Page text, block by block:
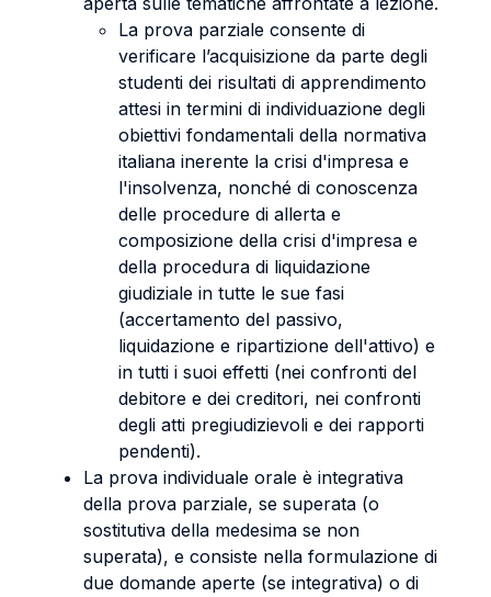
La prova parziale consente di
verificare l’acquisizione da parte degli
studenti dei risultati di apprendimento
attesi in termini di individuazione degli
obiettivi fondamentali della normativa
italiana inerente la crisi d'impresa e
l'insolvenza, nonché di conoscenza
delle procedure di allerta e
composizione della crisi d'impresa e
della procedura di liquidazione
giudiziale in tutte le sue fasi
(accertamento del passivo,
liquidazione e ripartizione dell'attivo) e
in tutti i suoi effetti (nei confronti del
debitore e dei creditori, nei confronti
degli atti pregiudizievoli e dei rapporti
pendenti).
La prova individuale orale è integrativa
della prova parziale, se superata (o
sostitutiva della medesima se non
superata), e consiste nella formulazione di
due domande aperte (se integrativa) o di